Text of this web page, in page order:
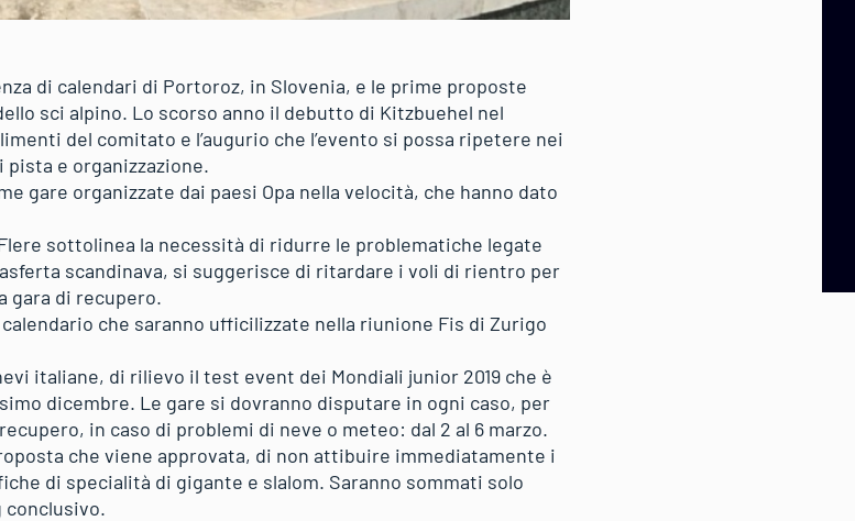
di calendari di Portoroz, in Slovenia, e le prime proposte
sci alpino. Lo scorso anno il debutto di Kitzbuehel nel
del comitato e l’augurio che l’evento si possa ripetere nei
e organizzazione.
gare organizzate dai paesi Opa nella velocità, che hanno dato
sottolinea la necessità di ridurre le problematiche legate
scandinava, si suggerisce di ritardare i voli di rientro per
gara di recupero.
che saranno ufficilizzate nella riunione Fis di Zurigo
italiane, di rilievo il test event dei Mondiali junior 2019 che è
dicembre. Le gare si dovranno disputare in ogni caso, per
in caso di problemi di neve o meteo: dal 2 al 6 marzo.
che viene approvata, di non attibuire immediatamente i
di specialità di gigante e slalom. Saranno sommati solo
conclusivo.